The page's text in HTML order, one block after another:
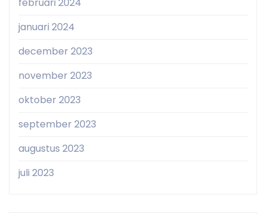
februari 2024
januari 2024
december 2023
november 2023
oktober 2023
september 2023
augustus 2023
juli 2023